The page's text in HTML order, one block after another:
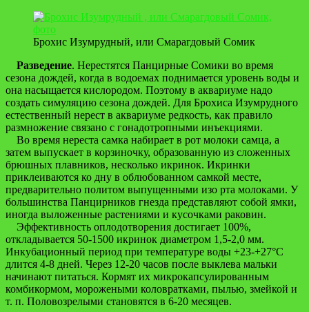
Брохис Изумрудный, или Смарагдовый Сомик
Разведение. Нерестятся Панцирные Сомики во время
сезона дождей, когда в водоемах поднимается уровень воды и
она насыщается кислородом. Поэтому в аквариуме надо
создать симуляцию сезона дождей. Для Брохиса Изумрудного
естественный нерест в аквариуме редкость, как правило
размножение связано с гонадотропными инъекциями.
Во время нереста самка набирает в рот молоки самца, а
затем выпускает в корзиночку, образованную из сложенных
брюшных плавников, несколько икринок. Икринки
приклеиваются ко дну в облюбованном самкой месте,
предварительно политом выпущенными изо рта молоками. У
большинства Панцирников гнезда представляют собой ямки,
иногда выложенные растениями и кусочками раковин.
Эффективность оплодотворения достигает 100%,
откладывается 50-1500 икринок диаметром 1,5-2,0 мм.
Инкубационный период при температуре воды +23-+27°C
длится 4-8 дней. Через 12-20 часов после выклева мальки
начинают питаться. Кормят их микрокапсулированным
комбикормом, морожеными коловратками, пылью, змейкой и
т. п. Половозрелыми становятся в 6-20 месяцев.